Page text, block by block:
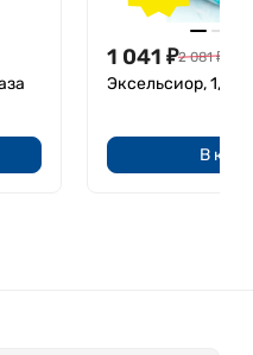
1 041 ₽2 081 ₽
Эксельсиор, 1,5 л,
В